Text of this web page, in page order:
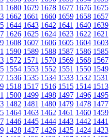
1680 1679 1678 1677 1676 1675
1662 1661 1660 1659 1658 1657
1644 1643 1642 1641 1640 1639
1626 1625 1624 1623 1622 1621
1608 1607 1606 1605 1604 1603
1590 1589 1588 1587 1586 1585
1572 1571 1570 1569 1568 1567
1554 1553 1552 1551 1550 1549
1536 1535 1534 1533 1532 1531
1518 1517 1516 1515 1514 1513
1500 1499 1498 1497 1496 1495
1482 1481 1480 1479 1478 1477
1464 1463 1462 1461 1460 1459
1446 1445 1444 1443 1442 1441
1428 1427 1426 1425 1424 1423